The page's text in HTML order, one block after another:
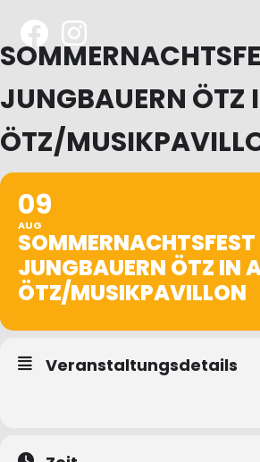
JUNGBAUERN
ÖTZ/
09
AUG
SOMMERNACHTSFEST
JUNGBAUERN ÖTZ IN
ÖTZ/MUSIKPAVILLON
Veranstaltungsdetails